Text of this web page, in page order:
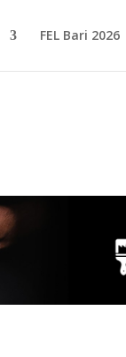
FEL Bari 2026